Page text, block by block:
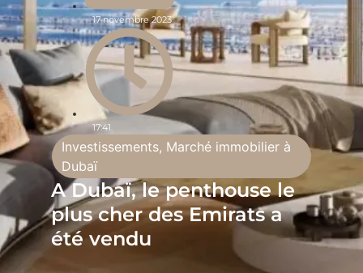
17 novembre 2023
17:41
Investissements, Marché immobilier à
Dubaï
A Dubaï, le penthouse le
plus cher des Emirats a
été vendu